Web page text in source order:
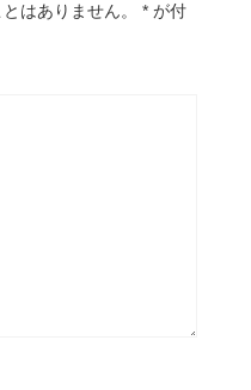
はありません。 * が付